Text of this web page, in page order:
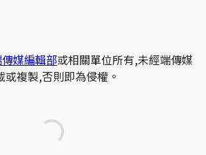
媒編輯部或相關單位所有,未經端傳媒
複製,否則即為侵權。